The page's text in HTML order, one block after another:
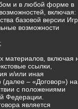
и в любой форме в
включая:
базовой версии
возможности
материалов, включая
ссылки,
и/или иная
– «Договор») на
с положениями
Федерации.
является